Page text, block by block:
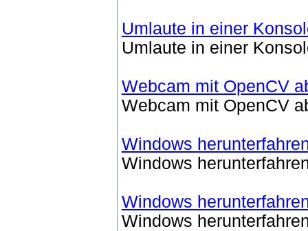
Umlaute in einer
Umlaute in einer
Webcam mit OpenCV
Webcam mit OpenCV
Windows
Windows
Windows
Windows